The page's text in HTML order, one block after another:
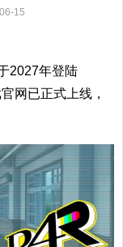
15
2027年登陆
网已正式上线，